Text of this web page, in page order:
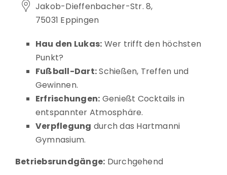
Jakob-Dieffenbacher-Str. 8,
75031 Eppingen
Hau den Lukas: Wer trifft den höchsten
Punkt?
Fußball-Dart:Schießen, Treffen und
Gewinnen.
Erfrischungen: Genießt Cocktails in
entspannter Atmosphäre.
Verpflegung durch das Hartmanni
Gymnasium.
Betriebsrundgänge: Durchgehend